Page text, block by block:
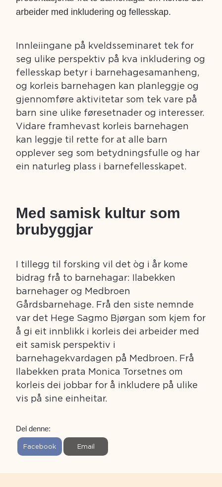
arbeider med inkludering og fellesskap.
Innleiingane på kveldsseminaret tek for
seg ulike perspektiv på kva inkludering og
fellesskap betyr i barnehagesamanheng,
og korleis barnehagen kan planleggje og
gjennomføre aktivitetar som tek vare på
barn sine ulike føresetnader og interesser.
Vidare framhevast korleis barnehagen
kan leggje til rette for at alle barn
opplever seg som betydningsfulle og har
ein naturleg plass i barnefellesskapet.
Med samisk kultur som
brubyggjar
I tillegg til forsking vil det òg i år kome
bidrag frå to barnehagar: Ilabekken
barnehager og Medbroen
Gårdsbarnehage. Frå den siste nemnde
var det Hege Sagmo Bjørgan som kjem for
å gi eit innblikk i korleis dei arbeider med
eit samisk perspektiv i
barnehagekvardagen på Medbroen. Frå
Ilabekken prata Monica Torsetnes om
korleis dei jobbar for å inkludere på ulike
vis på sine einheitar.
Del denne:
S
e
Facebook
S
e
Email